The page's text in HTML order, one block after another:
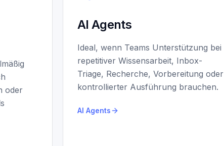
oder
AI Agents
Ideal, wenn Teams Unterstützung bei
repetitiver Wissensarbeit, Inbox-
Triage, Recherche, Vorbereitung oder
kontrollierter Ausführung brauchen.
AI Agents